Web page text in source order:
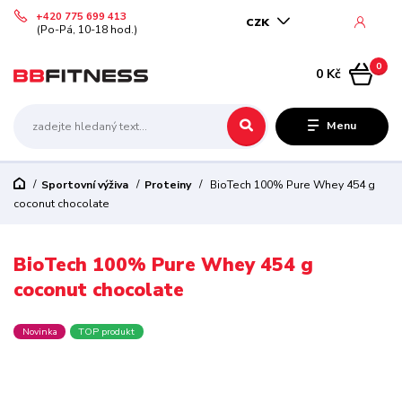
Menu
CZK
+420 775 699 413
(Po-Pá, 10-18 hod.)
0
0 Kč
Sportovní výživa Proteiny
BioTech 100% Pure Whey 454 g
coconut chocolate
BioTech 100% Pure Whey 454 g
coconut chocolate
Novinka TOP produkt